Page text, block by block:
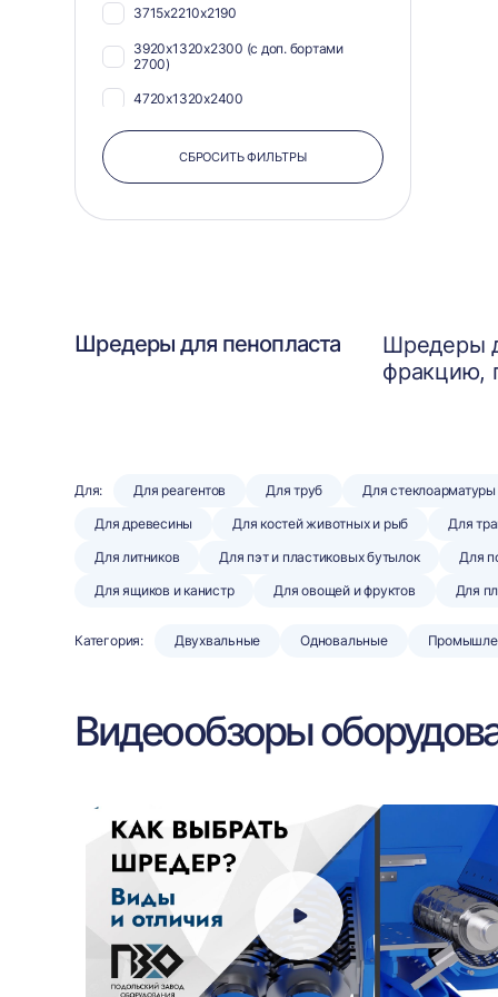
3715х2210х2190
3920х1320х2300 (с доп. бортами
2700)
4720х1320х2400
СБРОСИТЬ ФИЛЬТРЫ
Шредеры для пенопласта
Шредеры
фракцию,
Для: Для реагентов Для труб Для стеклоарматуры
Для древесины
Для костей животных и рыб Для
Для литников
Для пэт и пластиковых бутылок Для
Для ящиков и канистр
Для овощей и фруктов Для
Категория: Двухвальные Одновальные
Видеообзоры